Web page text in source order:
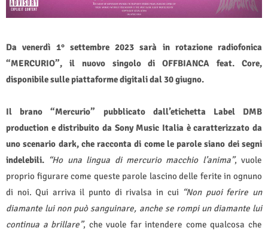
Da venerdì 1° settembre 2023 sarà in rotazione radiofonica
“MERCURIO”, il nuovo singolo di OFFBIANCA feat. Core,
disponibile sulle piattaforme digitali dal 30 giugno.
Il brano “Mercurio” pubblicato dall’etichetta Label DMB
production e distribuito da Sony Music Italia è caratterizzato da
uno scenario dark, che racconta di come le parole siano dei segni
indelebili. “Ho una lingua di mercurio macchio l’anima”, vuole
proprio figurare come queste parole lascino delle ferite in ognuno
di noi. Qui arriva il punto di rivalsa in cui “Non puoi ferire un
diamante lui non può sanguinare, anche se rompi un diamante lui
continua a brillare”, che vuole far intendere come qualcosa che